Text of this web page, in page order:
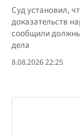
Суд установил,
доказательств
сообщили
дела
8.08.2026 22:25